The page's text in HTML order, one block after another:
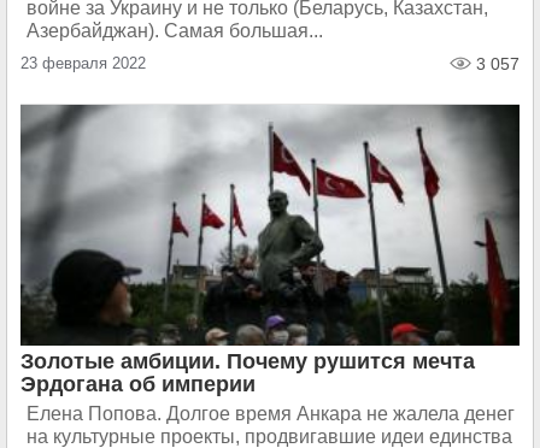
войне за Украину и не только (Беларусь, Казахстан,
Азербайджан). Самая большая...
23 февраля 2022 3 057
Золотые амбиции. Почему рушится мечта
Эрдогана об империи
Елена Попова. Долгое время Анкара не жалела денег
на культурные проекты, продвигавшие идеи единства